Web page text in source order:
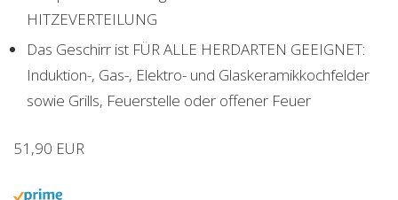
HITZEVERTEILUNG
Das Geschirr ist FÜR ALLE HERDARTEN GEEIGNET:
Induktion-, Gas-, Elektro- und Glaskeramikkochfelder
sowie Grills, Feuerstelle oder offener Feuer
51,90 EUR